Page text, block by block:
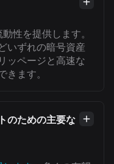
性を提供します。
いずれの暗号資産
ッページと高速な
きます。
のための主要な